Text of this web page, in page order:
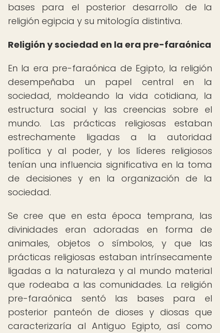
bases para el posterior desarrollo de la
religión egipcia y su mitología distintiva.
Religión y sociedad en la era pre-faraónica
En la era pre-faraónica de Egipto, la religión
desempeñaba un papel central en la
sociedad, moldeando la vida cotidiana, la
estructura social y las creencias sobre el
mundo. Las prácticas religiosas estaban
estrechamente ligadas a la autoridad
política y al poder, y los líderes religiosos
tenían una influencia significativa en la toma
de decisiones y en la organización de la
sociedad.
Se cree que en esta época temprana, las
divinidades eran adoradas en forma de
animales, objetos o símbolos, y que las
prácticas religiosas estaban intrínsecamente
ligadas a la naturaleza y al mundo material
que rodeaba a las comunidades. La religión
pre-faraónica sentó las bases para el
posterior panteón de dioses y diosas que
caracterizaría al Antiguo Egipto, así como